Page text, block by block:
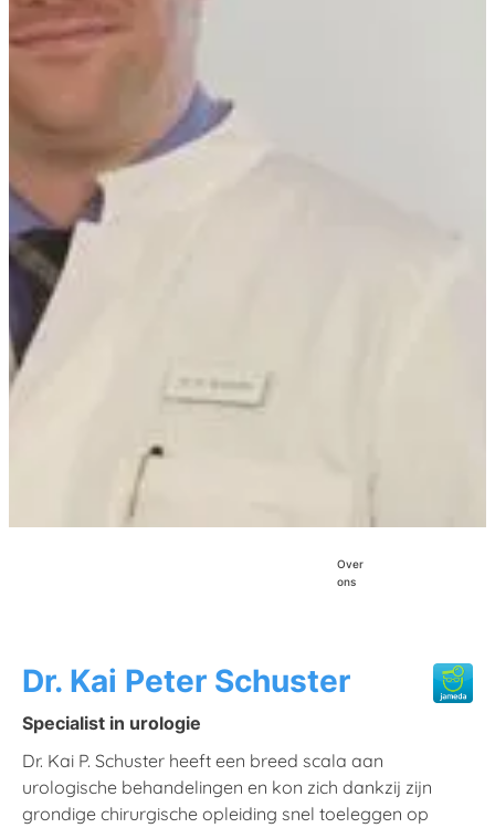
Over
ons
Dr. Kai Peter Schuster
Specialist in urologie
Dr. Kai P. Schuster heeft een breed scala aan
urologische behandelingen en kon zich dankzij zijn
grondige chirurgische opleiding snel toeleggen op